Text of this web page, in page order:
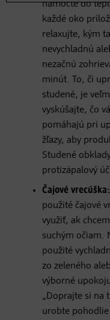
namočte do
každé oko
relaxujte, kým
nevychladnú
nezačnú
minút. To, či
studené, je
vyskúšajte, čo
pomáhajú pri
žľazy, aby
Studené
protizápalový
Čajové vrecúška:
použité čajové
využiť, ak
suchým očiam.
použité
zo zeleného
výborné
„Doprajte si na
urobte pohodlie